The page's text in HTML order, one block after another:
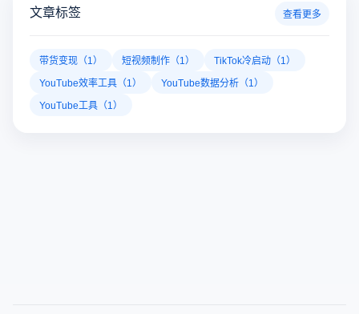
文章标签 查看更多
带货变现（1） 短视频制作（1）
TikTok冷启动（1）
YouTube效率工具（1）
YouTube数据分析（1）
YouTube工具（1）